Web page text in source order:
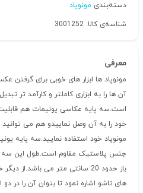
دسته‌بندی مونوپاد
شناسه‌ی کالا: 3001252
معرفی
مونوپاد ها ابزار های خوبی برای
آن ها را به ابزاری کاملتر و کارآمد تر
است.سه پایه عکاسی یونیمات هم قابلیت
خود را به آن وصل نماییدو هم می توانید
باز حدود 20 سانتی متر می
های تاشو اشاره نمود تا بتوان آن را در